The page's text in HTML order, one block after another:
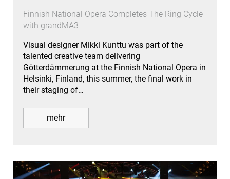
Finnish National Opera Completes The Ring Cycle
with grandMA3
Visual designer Mikki Kunttu was part of the
talented creative team delivering
Götterdämmerung at the Finnish National Opera in
Helsinki, Finland, this summer, the final work in
their staging of…
mehr